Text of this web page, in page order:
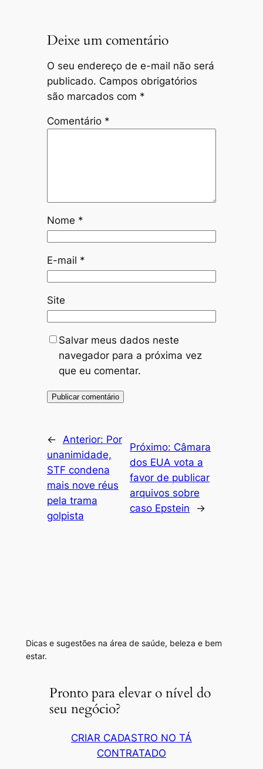
Deixe um comentário
O seu endereço de e-mail não será
publicado. Campos obrigatórios
são marcados com *
Comentário *
Nome *
E-mail *
Site
Salvar meus dados neste
navegador para a próxima vez
que eu comentar.
← Anterior: Por
unanimidade,
STF condena
mais nove réus
pela trama
golpista
Próximo: Câmara
dos EUA vota a
favor de publicar
arquivos sobre
caso Epstein
→
Dicas e sugestões na área de saúde, beleza e bem
estar.
Pronto para elevar o nível do
seu negócio?
CRIAR CADASTRO NO TÁ
CONTRATADO